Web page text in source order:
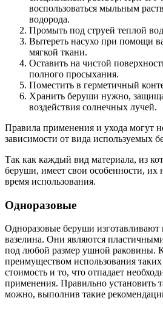
воспользоваться мыльным
водорода.
Промыть под струей теплой
Вытереть насухо при помощи
мягкой ткани.
Оставить на чистой
полного просыхания.
Поместить в герметичный
Хранить беруши нужно,
воздействия солнечных лучей.
Правила применения и ухода могут
зависимости от вида используемых
Так как каждый вид материала, из
беруши, имеет свои особенности, их
время использования.
Одноразовые
Одноразовые беруши изготавливают
вазелина. Они являются
под любой размер ушной раковины.
преимуществом использования
стоимость и то, что отпадает
применения. Правильно установить
можно, выполнив такие